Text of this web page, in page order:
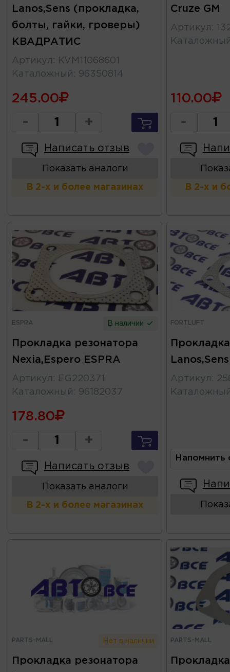
Lanos,Sens (прокладка,
болты, гайки, гроверы)
КВАДРАТИС
Артикул :
KVM11068601
Каталожный : 96350814
245.00
- +
Написать отзыв
Показать аналоги
В 2-х и более магазинах
Cruze GM
Артикул :
110.00
-
В 2-х и
ESPRA В наличии
Прокладка резонатора
Nexia,Espero ESPRA
Артикул :
EG220371
Каталожный : 96182037
178.80
- +
Написать отзыв
Показать аналоги
В 2-х и более магазинах
FORTLUFT
Артикул :
Напомнить
PARTS-MALL Нет в наличии
Прокладка резонатора
PARTS-MALL